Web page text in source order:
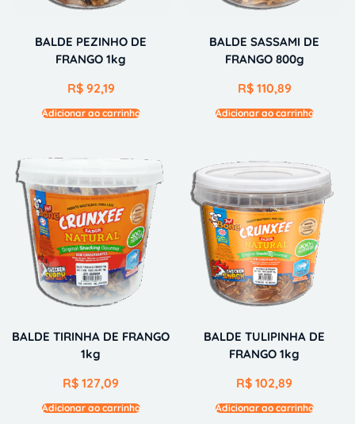
BALDE PEZINHO DE
FRANGO 1kg
R$92,19
Adicionar ao carrinho
BALDE SASSAMI DE
FRANGO 800g
R$110,89
Adicionar ao carrinho
BALDE TIRINHA DE FRANGO
1kg
R$ 127,09
Adicionar ao carrinho
BALDE TULIPINHA DE
FRANGO 1kg
R$ 102,89
Adicionar ao carrinho